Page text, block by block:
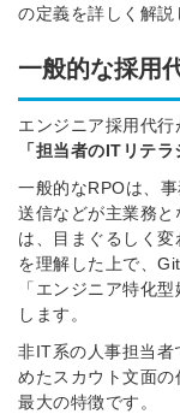
の定義を詳しく解説
一般的な採用
エンジニア採用代行
「担当者のITリテ
一般的なRPOは、
送信などが主業務
は、目まぐるしく
を理解した上で、
「エンジニア特化
します。
非IT系の人事担当者
めたスカウト文面
最大の特徴です。